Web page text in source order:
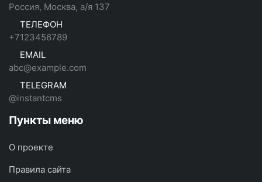
Россия, Москва, а/я 137
ТЕЛЕФОН
+7123456789
EMAIL
abc@example.com
TELEGRAM
@instantcms
Пункты меню
О проекте
Правила сайта